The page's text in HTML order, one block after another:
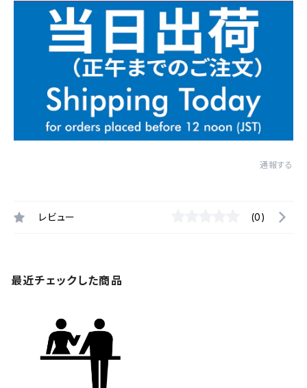
通報する
レビュー (0)
最近チェックした商品